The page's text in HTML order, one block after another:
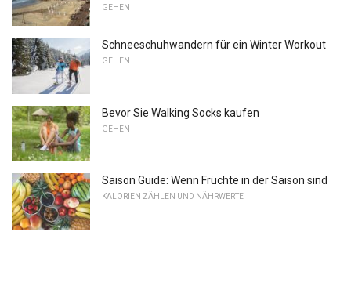
GEHEN
Schneeschuhwandern für ein Winter Workout
GEHEN
Bevor Sie Walking Socks kaufen
GEHEN
Saison Guide: Wenn Früchte in der Saison sind
KALORIEN ZÄHLEN UND NÄHRWERTE